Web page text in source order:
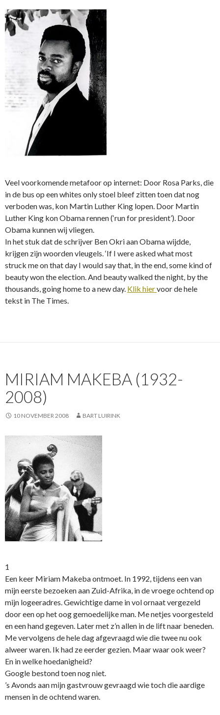
Veel voorkomende metafoor op internet: Door Rosa Parks, die
in de bus op een whites only stoel bleef zitten toen dat nog
verboden was, kon Martin Luther King lopen. Door Martin
Luther King kon Obama rennen (‘run for president’). Door
Obama kunnen wij vliegen.
In het stuk dat de schrijver Ben Okri aan Obama wijdde,
krijgen zijn woorden vleugels. ‘If I were asked what most
struck me on that day I would say that, in the end, some kind of
beauty won the election. And beauty walked the night, by the
thousands, going home to a new day. Klik hiervoor de hele
tekst in The Times.
MIRIAM MAKEBA (1932-
2008)
10 NOVEMBER 2008 BART LUIRINK
1
Een keer Miriam Makeba ontmoet. In 1992, tijdens een van
mijn eerste bezoeken aan Zuid-Afrika, in de vroege ochtend op
mijn logeeradres. Gewichtige dame in vol ornaat vergezeld
door een op het oog gemoedelijke man. Me netjes voorgesteld
en een hand gegeven. Later met z’n allen in de lift naar beneden.
Me vervolgens de hele dag afgevraagd wie die twee nu ook
alweer waren. Ik had ze eerder gezien. Maar waar ook weer?
En in welke hoedanigheid?
Google bestond toen nog niet.
’s Avonds aan mijn gastvrouw gevraagd wie toch die aardige
mensen in de ochtend waren.